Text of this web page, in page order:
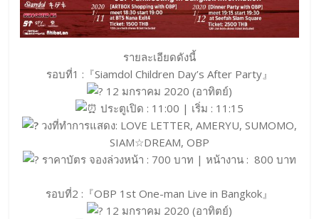
รายละเอียดดังนี้
รอบที่1 :『Siamdol Children Day’s After Party』
12 มกราคม 2020 (อาทิตย์)
ประตูเปิด : 11:00 | เริ่ม : 11:15
วงที่ทำการแสดง: LOVE LETTER, AMERYU, SUMOMO,
SIAM☆DREAM, OBP
ราคาบัตร จองล่วงหน้า : 700 บาท | หน้างาน : 800 บาท
รอบที่2 :『OBP 1st One-man Live in Bangkok』
12 มกราคม 2020 (อาทิตย์)